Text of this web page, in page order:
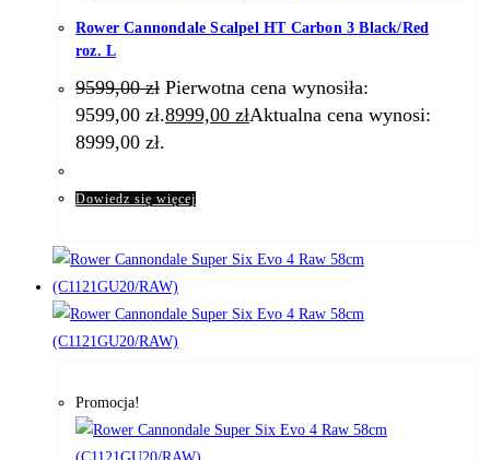
Rower Cannondale Scalpel HT Carbon 3 Black/Red
roz. L
9599,00zł Pierwotna cena wynosiła:
9599,00 zł.8999,00 złAktualna cena wynosi:
8999,00 zł.
Dowiedz się więcej
Promocja!